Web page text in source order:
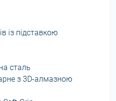
із підставкою
сталь
з 3D-алмазною